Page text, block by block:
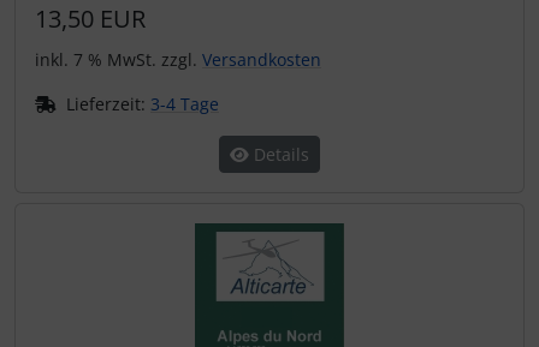
13,50 EUR
inkl. 7 % MwSt. zzgl. Versandkosten
Lieferzeit: 3-4 Tage
Details